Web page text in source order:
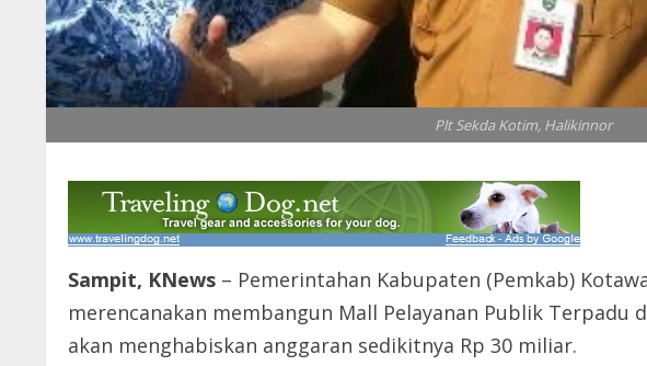
Plt Sekda Kotim, Halikinnor
Sampit, KNews – Pemerintahan Kabupaten (Pemkab)
merencanakan membangun Mall Pelayanan Publik Terpadu
akan menghabiskan anggaran sedikitnya Rp 30 miliar.